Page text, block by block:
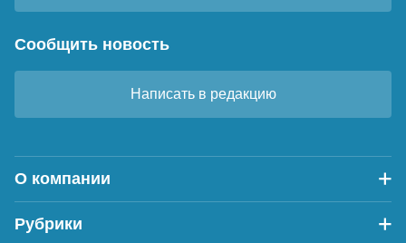
Сообщить новость
Написать в редакцию
О компании
Рубрики